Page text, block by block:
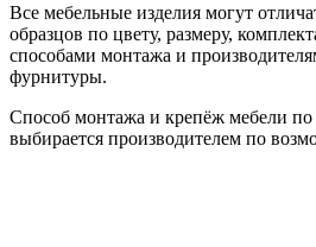
Все мебельные изделия могут
образцов по цвету, размеру,
способами монтажа и
фурнитуры.
Способ монтажа и крепёж мебели по
выбирается производителем по